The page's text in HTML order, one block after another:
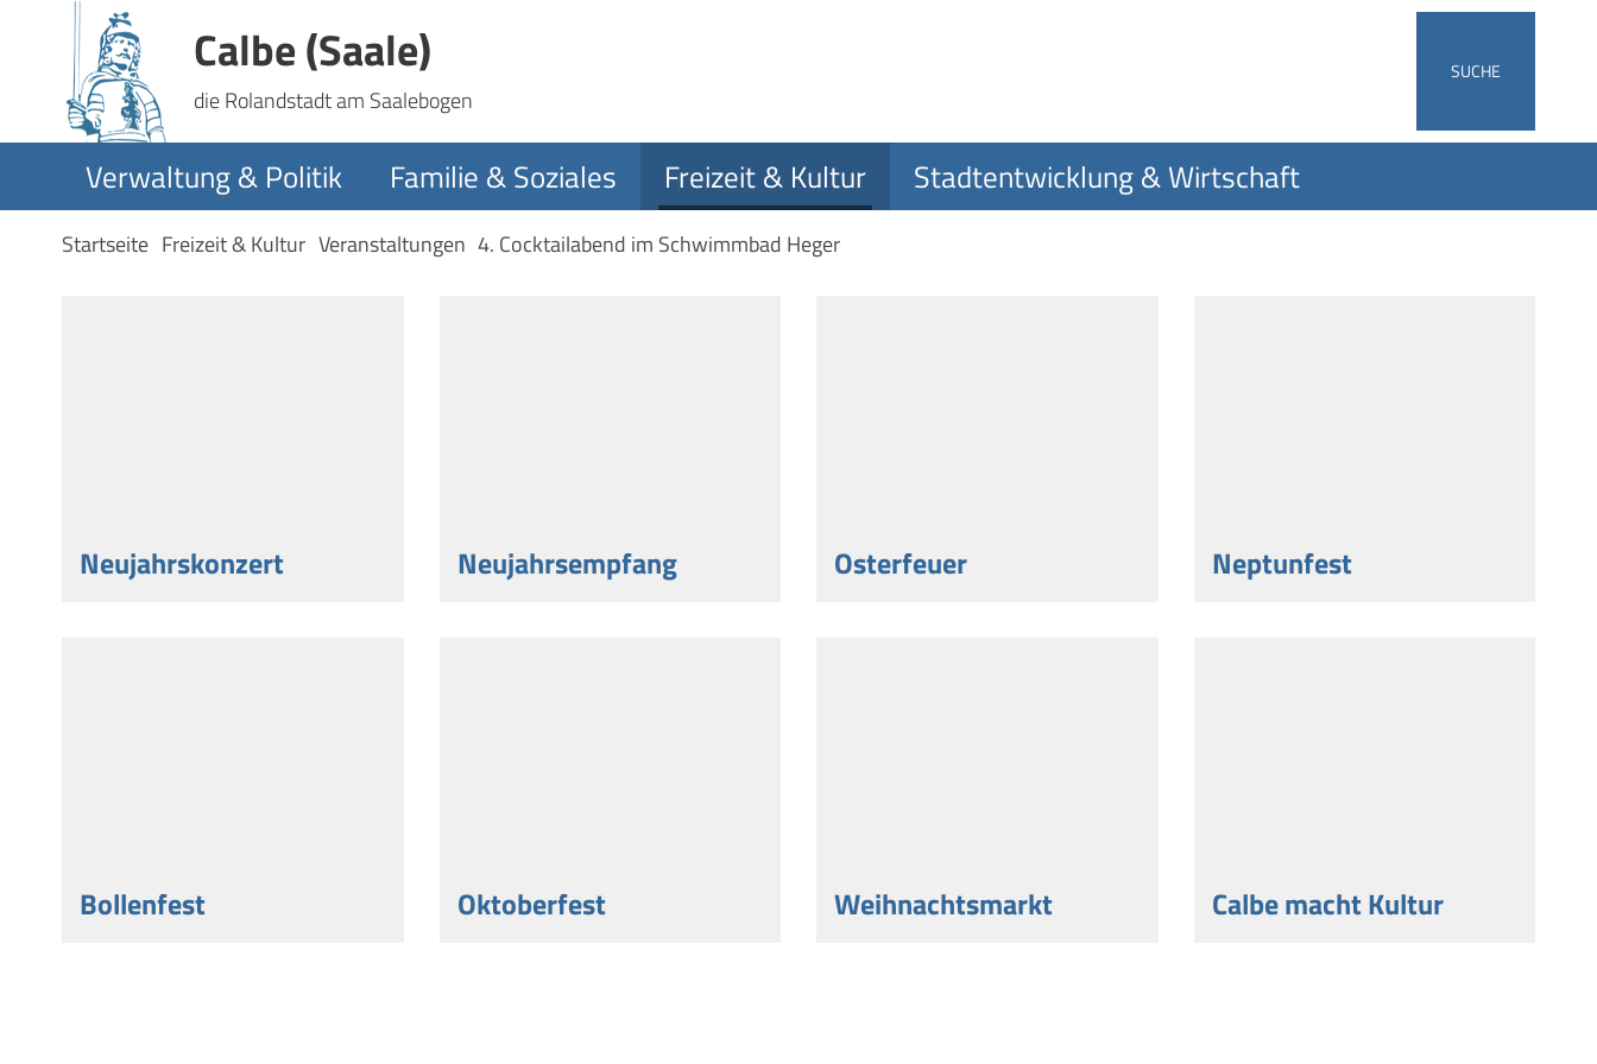
Calbe (Saale)
die Rolandstadt am Saalebogen
SUCHE
Verwaltung & Politik Familie & Soziales Freizeit & Kultur Stadtentwicklung & Wirtschaft
Startseite Freizeit & Kultur Veranstaltungen 4. Cocktailabend im Schwimmbad Heger
Neujahrskonzert Neujahrsempfang Osterfeuer Neptunfest
Bollenfest Oktoberfest Weihnachtsmarkt Calbe macht Kultur